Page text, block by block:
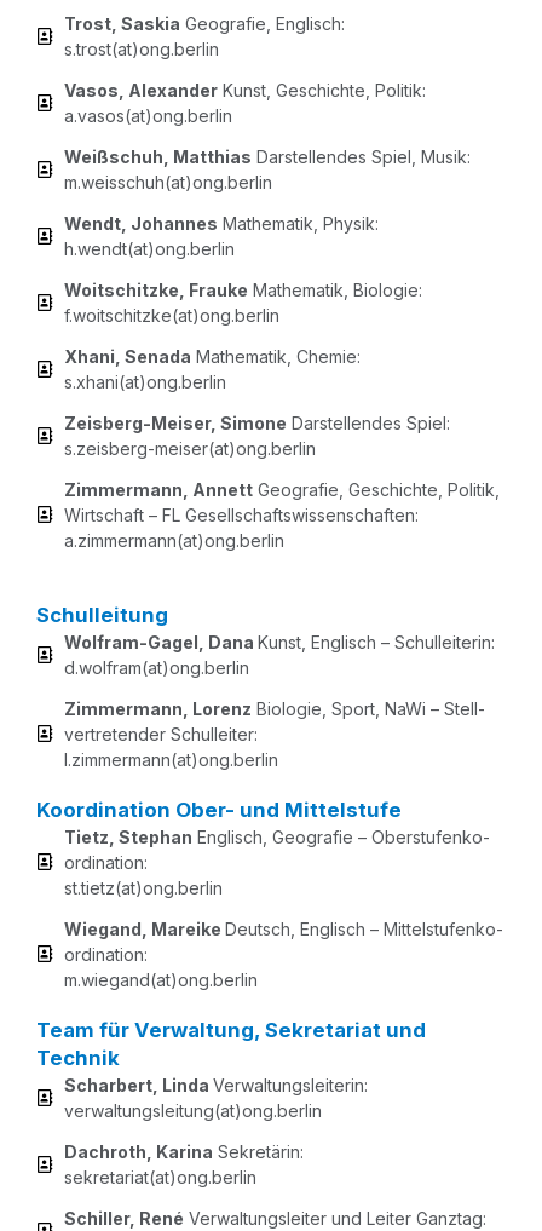
Trost, Saskia Geo­gra­fie, Eng­lisch:
s.trost(at)ong.berlin
Vasos, Alex­an­derKunst, Geschich­te, Poli­tik:
a.vasos(at)ong.berlin
Weiß­schuh, Mat­thi­as Dar­stel­len­des Spiel, Musik:
m.weisschuh(at)ong.berlin
Wendt, Johan­nes Mathe­ma­tik, Phy­sik:
h.wendt(at)ong.berlin
Woit­s­chitz­ke, Frau­ke Mathe­ma­tik, Bio­lo­gie:
f.woitschitzke(at)ong.berlin
Xha­ni, Sena­da Mathe­ma­tik, Che­mie:
s.xhani(at)ong.berlin
Zeisberg-Mei­ser, Simo­ne Dar­stel­len­des Spiel:
s.zeisberg-meiser(at)ong.berlin
Zim­mer­mann, AnnettGeo­gra­fie, Geschich­te, Poli­tik,
Wirt­schaft – FL Gesell­schafts­wis­sen­schaf­ten:
a.zimmermann(at)ong.berlin
Schulleitung
Wolf­ram-Gagel, Dana Kunst, Eng­lisch – Schul­lei­te­rin:
d.wolfram(at)ong.berlin
Zim­mer­mann, Lorenz Bio­lo­gie, Sport, NaWi – Stell­
ver­tre­ten­der Schul­lei­ter:
l.zimmermann(at)ong.berlin
Koordination Ober- und Mittelstufe
Tietz, Ste­phan Eng­lisch, Geo­gra­fie – Ober­stu­fen­ko­
or­di­na­ti­on:
st.tietz(at)ong.berlin
Wie­gand, Marei­ke Deutsch, Eng­lisch – Mit­tel­stu­fen­ko­
or­di­na­ti­on:
m.wiegand(at)ong.berlin
Team für Verwaltung, Sekretariat und
Technik
Schar­bert, Lin­da Ver­wal­tungs­lei­te­rin:
verwaltungsleitung(at)ong.berlin
Dach­roth, Kari­na Sekre­tä­rin:
sekretariat(at)ong.berlin
Schil­ler, René Ver­wal­tungs­lei­ter und Lei­ter Ganz­tag: